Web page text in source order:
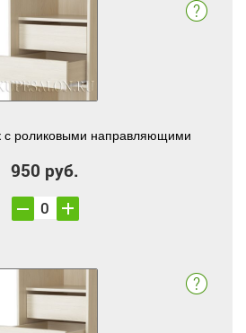
роликовыми направляющими
950 руб.